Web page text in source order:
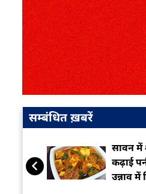
सम्बंधित ख़बरें
सावन में
कढ़ाई
उन्नाव